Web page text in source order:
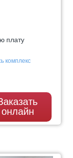
плату
комплекс
онлайн